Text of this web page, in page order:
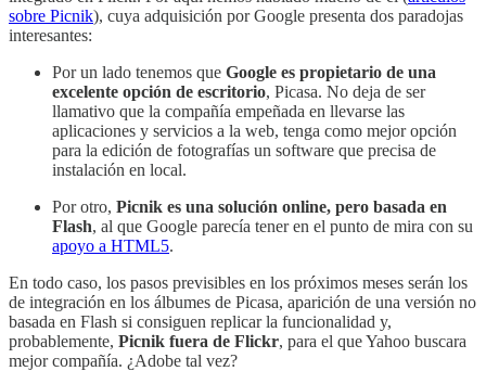
sobre Picnik), cuya adquisición por Google presenta dos paradojas
interesantes:
Por un lado tenemos que Google es propietario de una
excelente opción de escritorio, Picasa. No deja de ser
llamativo que la compañía empeñada en llevarse las
aplicaciones y servicios a la web, tenga como mejor opción
para la edición de fotografías un software que precisa de
instalación en local.
Por otro, Picnik es una solución online, pero basada en
Flash, al que Google parecía tener en el punto de mira con su
apoyo a HTML5.
En todo caso, los pasos previsibles en los próximos meses serán los
de integración en los álbumes de Picasa, aparición de una versión no
basada en Flash si consiguen replicar la funcionalidad y,
probablemente, Picnik fuera de Flickr, para el que Yahoo buscara
mejor compañía. ¿Adobe tal vez?